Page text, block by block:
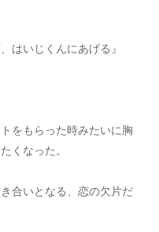
はいじくんにあげる』
をもらった時みたいに胸
くなった。
合いとなる、恋の欠片だ